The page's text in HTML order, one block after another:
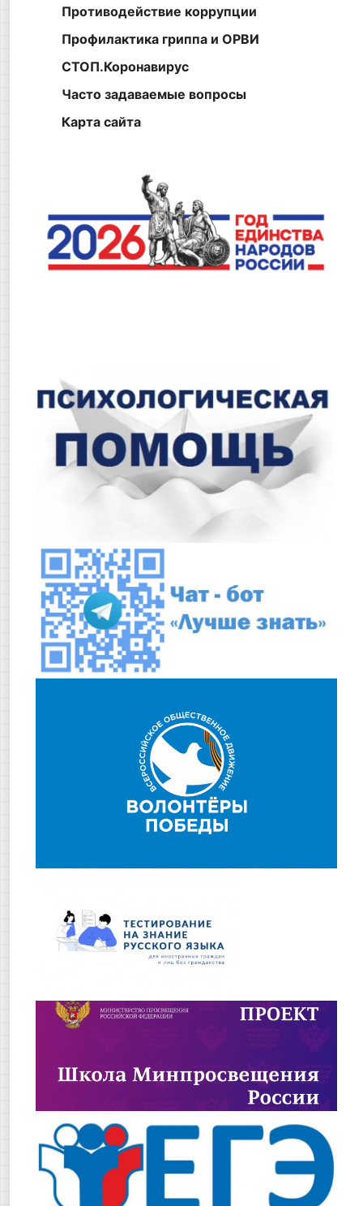
Противодействие коррупции
Профилактика гриппа и ОРВИ
СТОП.Коронавирус
Часто задаваемые вопросы
Карта сайта